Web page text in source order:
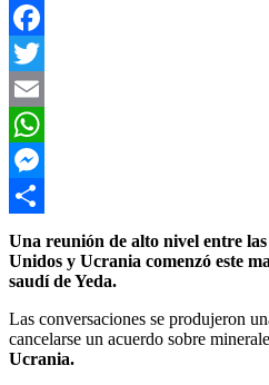
Facebook
Twitter
Email
WhatsApp
Messenger
Compartir
Una reunión de alto nivel entre las
Unidos y Ucrania comenzó este
saudí de Yeda.
Las conversaciones se produjeron
cancelarse un acuerdo sobre
Ucrania.